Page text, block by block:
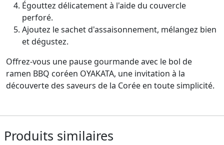
Égouttez délicatement à l'aide du couvercle
perforé.
Ajoutez le sachet d'assaisonnement, mélangez bien
et dégustez.
Offrez-vous une pause gourmande avec le bol de
ramen BBQ coréen OYAKATA, une invitation à la
découverte des saveurs de la Corée en toute simplicité.
Produits similaires